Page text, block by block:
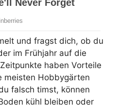
und fragst dich, ob du
im Frühjahr auf die
haben Vorteile
meisten Hobbygärten
falsch timst, können
kühl bleiben oder